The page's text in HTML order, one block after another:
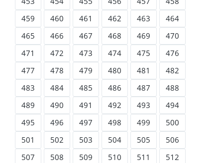
459
460 461 462 463
464
465
466 467 468 469
470
471
472 473 474 475
476
477
478 479 480 481
482
483
484 485 486 487
488
489
490 491 492 493
494
495
496 497 498 499
500
501
502 503 504 505
506
507
508 509 510 511
512